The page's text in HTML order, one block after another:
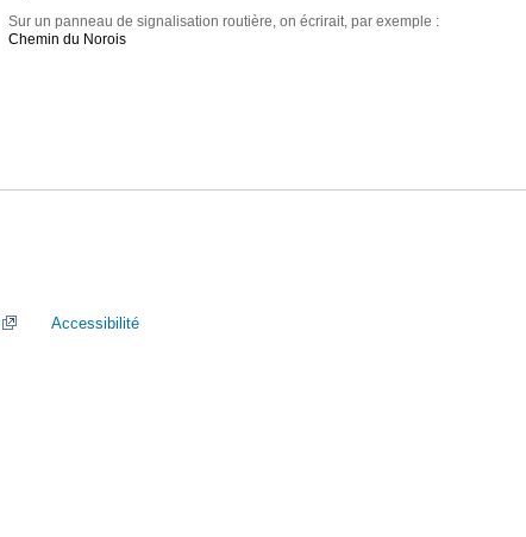
Sur un panneau de signalisation routière, on écrirait, par exemple :
Chemin du Norois
Accessibilité